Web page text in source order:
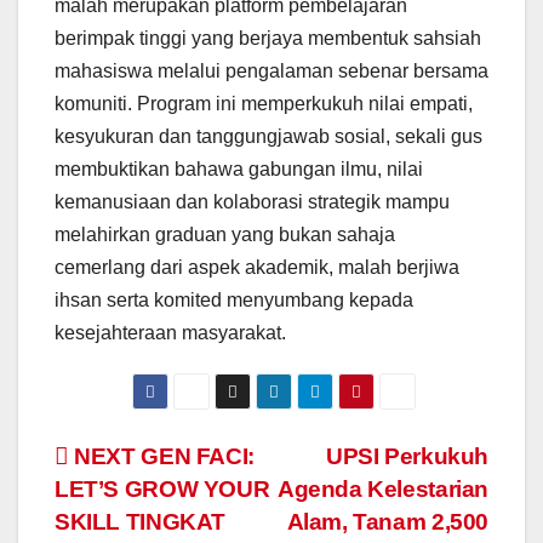
malah merupakan platform pembelajaran
berimpak tinggi yang berjaya membentuk sahsiah
mahasiswa melalui pengalaman sebenar bersama
komuniti. Program ini memperkukuh nilai empati,
kesyukuran dan tanggungjawab sosial, sekali gus
membuktikan bahawa gabungan ilmu, nilai
kemanusiaan dan kolaborasi strategik mampu
melahirkan graduan yang bukan sahaja
cemerlang dari aspek akademik, malah berjiwa
ihsan serta komited menyumbang kepada
kesejahteraan masyarakat.
Navigasi
kiriman
UPSI Perkukuh
Agenda Kelestarian
Alam, Tanam 2,500
NEXT GEN FACI:
LET’S GROW YOUR
SKILL TINGKAT